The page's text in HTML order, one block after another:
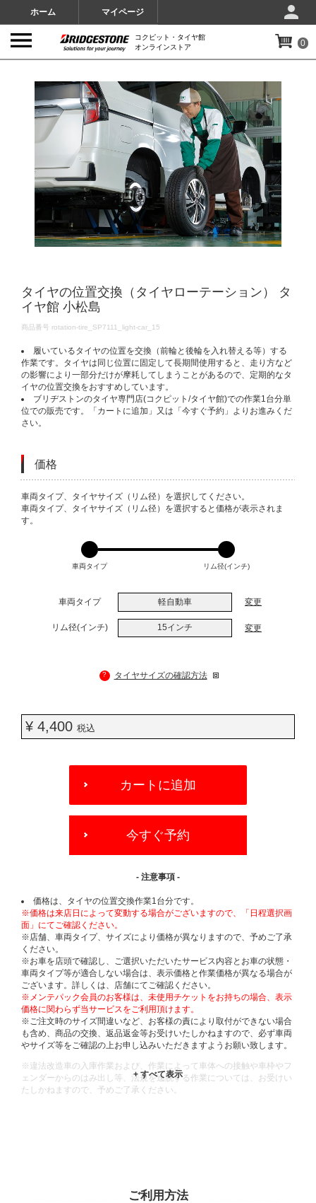
ホーム マイページ
コクピット・タイヤ館
オンラインストア
0
タイヤの位置交換（タイヤローテーション） タ
イヤ館 小松島
DETAILS
商品番号 rotation-tire_SP7111_light-car_15
履いているタイヤの位置を交換（前輪と後輪を入れ替える等）する
作業です。タイヤは同じ位置に固定して長期間使用すると、走り方など
の影響により一部分だけが摩耗してしまうことがあるので、定期的なタ
イヤの位置交換をおすすめしています。
ブリヂストンのタイヤ専門店(コクピット/タイヤ館)での作業1台分単
位での販売です。「カートに追加」又は「今すぐ予約」よりお進みくだ
さい。
価格
VARIATIONS
車両タイプ、タイヤサイズ（リム径）を選択してください。
車両タイプ、タイヤサイズ（リム径）を選択すると価格が表示されま
す。
車両タイプ リム径(インチ)
車両タイプ 軽自動車 変更
リム径(インチ) 15インチ 変更
? タイヤサイズの確認方法
¥ 4,400 税込
OPTIONS
カートに追加
今すぐ予約
- 注意事項 -
価格は、タイヤの位置交換作業1台分です。
※価格は来店日によって変動する場合がございますので、「日程選択画
面」にてご確認ください。
※店舗、車両タイプ、サイズにより価格が異なりますので、予めご了承
ください。
※お車を店頭で確認し、ご選択いただいたサービス内容とお車の状態・
車両タイプ等が適合しない場合は、表示価格と作業価格が異なる場合が
ございます。詳しくは、店舗にてご確認ください。
※メンテパック会員のお客様は、未使用チケットをお持ちの場合、表示
価格に関わらず当サービスをご利用頂けます。
※ご注文時のサイズ間違いなど、お客様の責により取付ができない場合
も含め、商品の交換、返品返金等お受けいたしかねますので、必ず車両
やサイズ等をご確認の上お申し込みいただきますようお願い致します。
※違法改造車の入庫作業および、作業によって車体への接触や車枠やフ
ェンダーからのはみ出し等、法規を逸脱する作業については、お受けい
たしかねますので、予めご了承ください。
ご利用方法